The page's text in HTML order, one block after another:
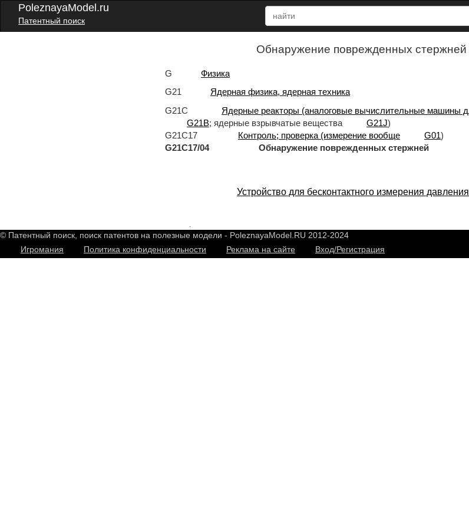
PoleznayaModel.ru
Патентный поиск
Обнаружение поврежденных стержней
G Физика
G21
Ядерная физика, ядерная техника
G21C
Ядерные реакторы (аналоговые вычислительные машины
G21B; ядерные взрывчатые вещества G21J)
G21C17 Контроль; проверка (измерение вообще G01)
G21C17/04 Обнаружение поврежденных стержней
Устройство для бесконтактного измерения
© Патентный поиск, поиск патентов на полезные модели - PoleznayaModel.RU 2012-2024
Игромания
Политика конфиденциальности Реклама на сайте Вход/Регистрация